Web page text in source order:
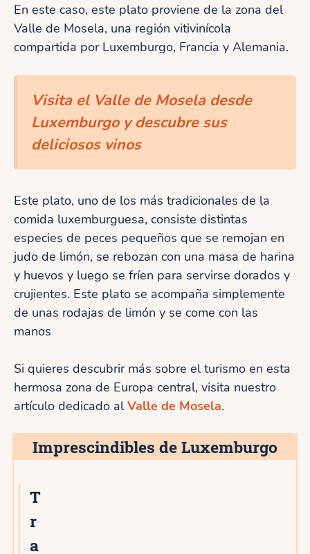
En este caso, este plato proviene de la zona del
Valle de Mosela, una región vitivinícola
compartida por Luxemburgo, Francia y Alemania.
Visita el Valle de Mosela desde
Luxemburgo y descubre sus
deliciosos vinos
Este plato, uno de los más tradicionales de la
comida luxemburguesa, consiste distintas
especies de peces pequeños que se remojan en
judo de limón, se rebozan con una masa de harina
y huevos y luego se fríen para servirse dorados y
crujientes. Este plato se acompaña simplemente
de unas rodajas de limón y se come con las
manos
Si quieres descubrir más sobre el turismo en esta
hermosa zona de Europa central, visita nuestro
artículo dedicado alValle de Mosela.
Imprescindibles de Luxemburgo
T
r
a